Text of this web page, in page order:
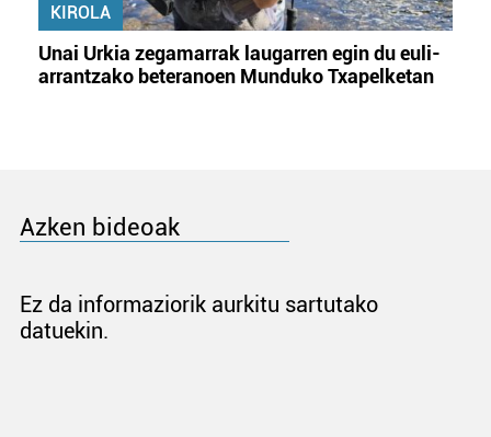
KIROLA
Unai Urkia zegamarrak laugarren egin du euli-
arrantzako beteranoen Munduko Txapelketan
Azken bideoak
Ez da informaziorik aurkitu sartutako
datuekin.